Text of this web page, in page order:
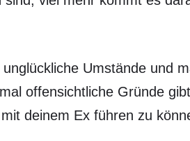
Umstände und
offensichtliche Gründe
deinem Ex führen zu